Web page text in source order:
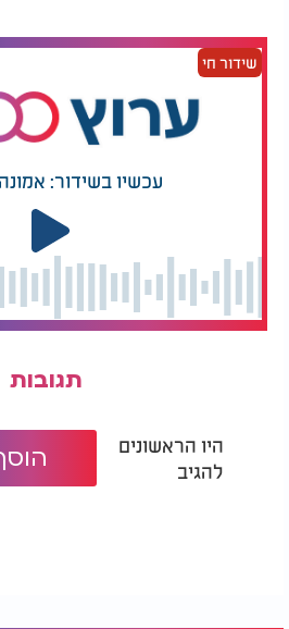
שידור חי
עכשיו בשידור:
תגובות
היו הראשונים
להגיב